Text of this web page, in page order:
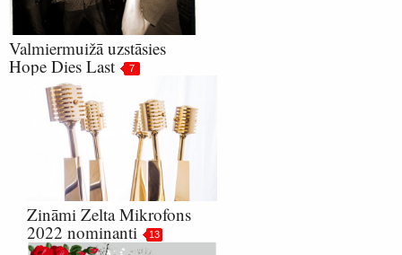
Valmiermuižā uzstāsies
Hope Dies Last
7
Zināmi Zelta Mikrofons
2022 nominanti
13